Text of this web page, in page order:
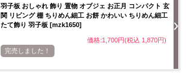
羽子板 おしゃれ 飾り 置物 オブジェ お正月 コンパクト 玄
関 リビング 棚 ちりめん細工 お餅 かわいい ちりめん細工
たて飾り 羽子板 [mzk1650]
価格:1,700円(税込 1,870円)
完売しました！